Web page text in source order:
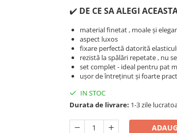
✔️ DE CE SA ALEGI
material finetat , moale și
aspect luxos
fixare perfectă datorită
rezistă la spălări repetate , nu
set complet - ideal pentru pat
ușor de întreținut și foarte
IN STOC
Durata de livrare: 1-3 zile